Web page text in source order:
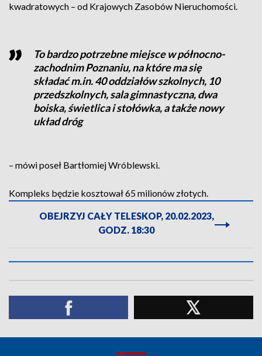
kwadratowych – od Krajowych Zasobów Nieruchomości.
To bardzo potrzebne miejsce w północno-
zachodnim Poznaniu, na które ma się
składać m.in. 40 oddziałów szkolnych, 10
przedszkolnych, sala gimnastyczna, dwa
boiska, świetlica i stołówka, a także nowy
układ dróg
– mówi poseł Bartłomiej Wróblewski.
Kompleks będzie kosztował 65 milionów złotych.
OBEJRZYJ CAŁY TELESKOP, 20.02.2023,
GODZ. 18:30